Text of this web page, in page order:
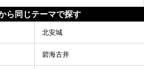
ら同じテーマで探す
北安城
碧海古井